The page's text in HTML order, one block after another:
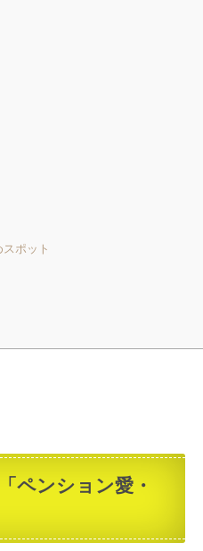
ポット
ペンション愛・